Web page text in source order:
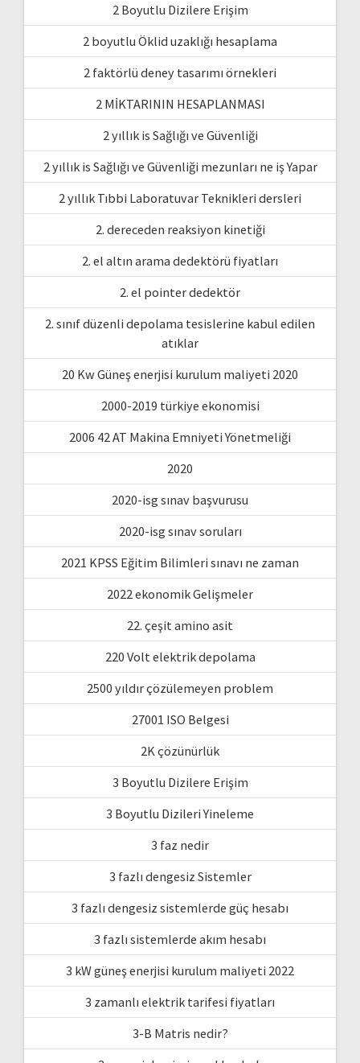
2 Boyutlu Dizilere Erişim
2 boyutlu Öklid uzaklığı hesaplama
2 faktörlü deney tasarımı örnekleri
2 MİKTARININ HESAPLANMASI
2 yıllık is Sağlığı ve Güvenliği
2 yıllık is Sağlığı ve Güvenliği mezunları ne iş Yapar
2 yıllık Tıbbi Laboratuvar Teknikleri dersleri
2. dereceden reaksiyon kinetiği
2. el altın arama dedektörü fiyatları
2. el pointer dedektör
2. sınıf düzenli depolama tesislerine kabul edilen
atıklar
20 Kw Güneş enerjisi kurulum maliyeti 2020
2000-2019 türkiye ekonomisi
2006 42 AT Makina Emniyeti Yönetmeliği
2020
2020-isg sınav başvurusu
2020-isg sınav soruları
2021 KPSS Eğitim Bilimleri sınavı ne zaman
2022 ekonomik Gelişmeler
22. çeşit amino asit
220 Volt elektrik depolama
2500 yıldır çözülemeyen problem
27001 ISO Belgesi
2K çözünürlük
3 Boyutlu Dizilere Erişim
3 Boyutlu Dizileri Yineleme
3 faz nedir
3 fazlı dengesiz Sistemler
3 fazlı dengesiz sistemlerde güç hesabı
3 fazlı sistemlerde akım hesabı
3 kW güneş enerjisi kurulum maliyeti 2022
3 zamanlı elektrik tarifesi fiyatları
3-B Matris nedir?